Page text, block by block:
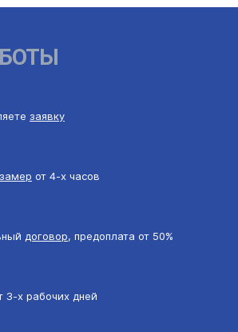
заявку
замер от 4-х часов
договор, предоплата от 50%
3-х рабочих дней